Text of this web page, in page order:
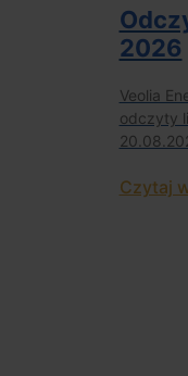
2026
Veolia
odczyty
Czytaj